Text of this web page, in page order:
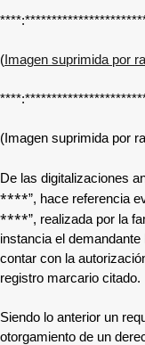
( Imagen suprimida por
( Imagen suprimida por
De las digitalizaciones
****”, hace referencia
****”, realizada por la
instancia el
contar con la
registro marcario citado.
Siendo lo anterior un
otorgamiento de un